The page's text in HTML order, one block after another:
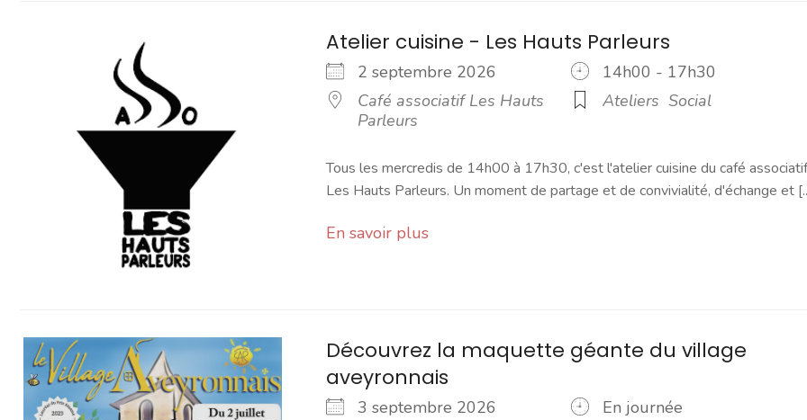
Atelier cuisine - Les Hauts Parleurs
2 septembre 2026
14h00 - 17h30
Café associatif Les Hauts
Parleurs
Ateliers Social
Tous les mercredis de 14h00 à 17h30, c'est l'atelier cuisine du café associatif
Les Hauts Parleurs. Un moment de partage et de convivialité, d'échange et
En savoir plus
Découvrez la maquette géante du village
aveyronnais
3 septembre 2026
En journée